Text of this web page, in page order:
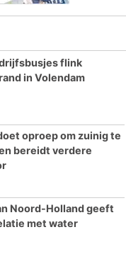
flink
in Volendam
oproep om zuinig te
bereidt verdere
Noord-Holland geeft
met water